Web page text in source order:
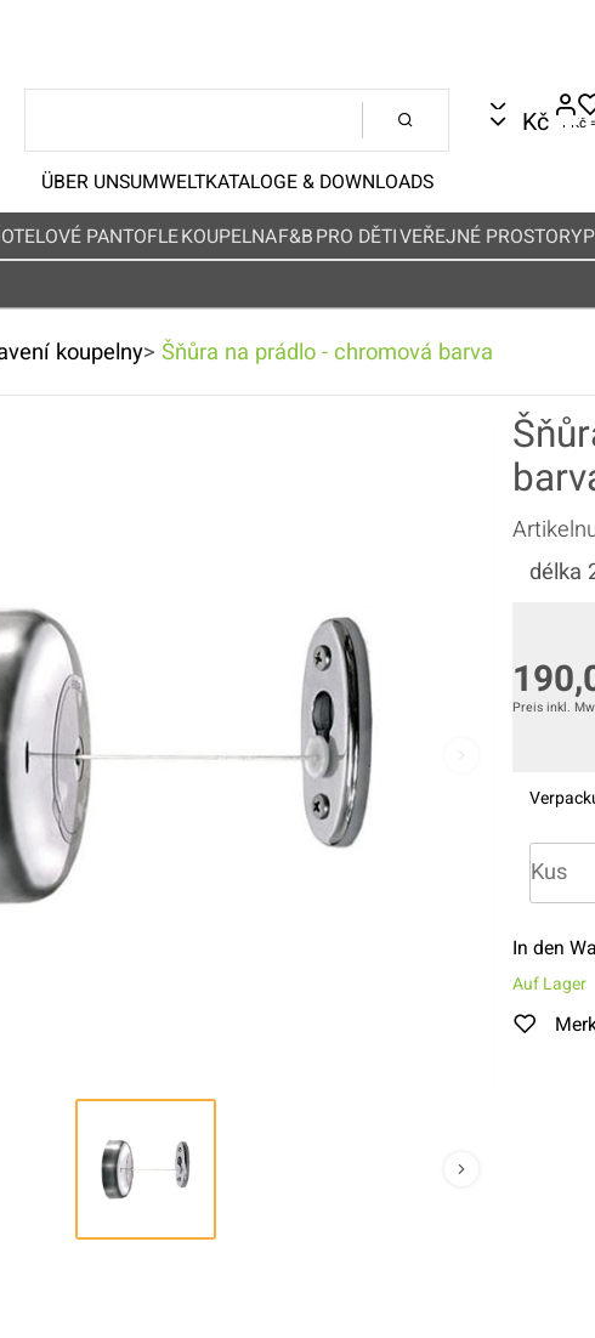
Kč
ÜBER UNSUMWELTKATALOGE & DOWNLOADS
PANTOFLEKOUPELNAF&BPRO DĚTIVEŘEJNÉ PROSTORY
koupelny> Šňůra na prádlo - chromová barva
délka
Preis inkl.
In den
Auf Lager